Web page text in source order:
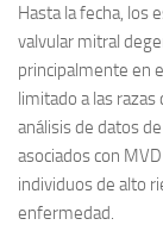
Hasta la fecha, los
valvular mitral
principalmente en
limitado a las razas
análisis de datos
asociados con
individuos de alto
enfermedad.